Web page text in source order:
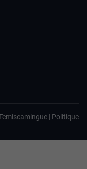
| Politique